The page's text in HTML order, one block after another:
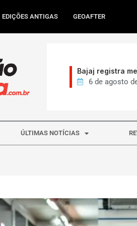
EDIÇÕES ANTIGAS GEOAFTER
Bajaj registra
6 de agosto
ÚLTIMAS NOTÍCIAS